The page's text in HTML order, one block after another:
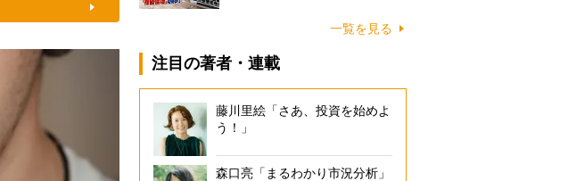
一覧を見る
注目の著者・連載
藤川里絵「さあ、投資を始めよ
う！」
森口亮「まるわかり市況分析」